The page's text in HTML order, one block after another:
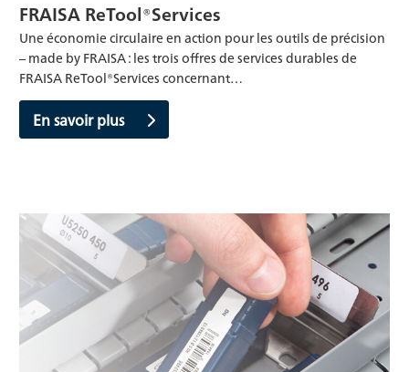
FRAISA ReTool®Services
Une économie circulaire en action pour les outils de précision
– made by FRAISA : les trois offres de services durables de
FRAISA ReTool®Services concernant…
En savoir plus